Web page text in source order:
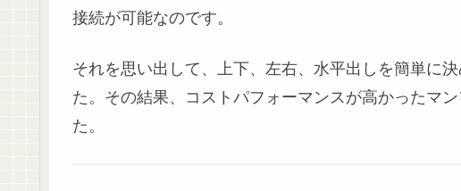
接続が可能なのです。
それを思い出して、上下、左右、水平出しを簡単に
た。その結果、コストパフォーマンスが高かったマ
た。